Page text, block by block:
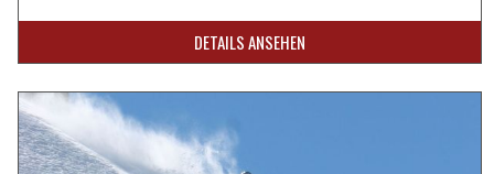
DETAILS ANSEHEN